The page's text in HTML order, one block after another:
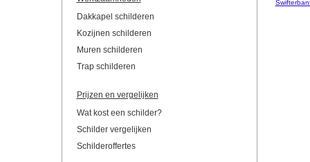
Dakkapel schilderen
Kozijnen schilderen
Muren schilderen
Trap schilderen
Prijzen en vergelijken
Wat kost een schilder?
Schilder vergelijken
Schilderoffertes